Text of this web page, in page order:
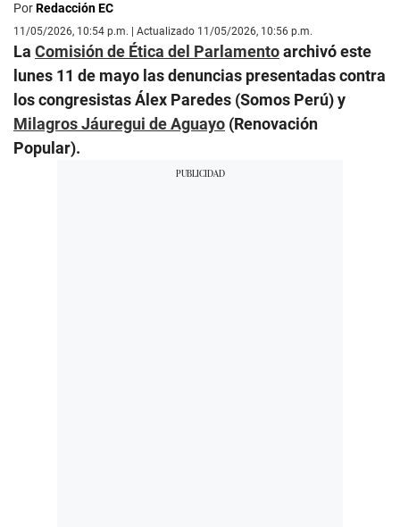
PorRedacción EC
11/05/2026, 10:54 p.m. | Actualizado 11/05/2026, 10:56 p.m.
La Comisión de Ética del Parlamentoarchivó este
lunes 11 de mayo las denuncias presentadas contra
los congresistas Álex Paredes (Somos Perú) y
Milagros Jáuregui de Aguayo (Renovación
Popular).